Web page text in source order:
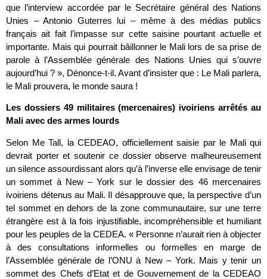
que l’interview accordée par le Secrétaire général des Nations
Unies – Antonio Guterres lui – même à des médias publics
français ait fait l’impasse sur cette saisine pourtant actuelle et
importante. Mais qui pourrait bâillonner le Mali lors de sa prise de
parole à l’Assemblée générale des Nations Unies qui s’ouvre
aujourd’hui ? », Dénonce-t-il. Avant d’insister que : Le Mali parlera,
le Mali prouvera, le monde saura !
Les dossiers 49 militaires (mercenaires) ivoiriens arrêtés au
Mali avec des armes lourds
Selon Me Tall, la CEDEAO, officiellement saisie par le Mali qui
devrait porter et soutenir ce dossier observe malheureusement
un silence assourdissant alors qu’à l’inverse elle envisage de tenir
un sommet à New – York sur le dossier des 46 mercenaires
ivoiriens détenus au Mali. Il désapprouve que, la perspective d’un
tel sommet en dehors de la zone communautaire, sur une terre
étrangère est à la fois injustifiable, incompréhensible et humiliant
pour les peuples de la CEDEA. « Personne n’aurait rien à objecter
à des consultations informelles ou formelles en marge de
l’Assemblée générale de l’ONU à New – York. Mais y tenir un
sommet des Chefs d’Etat et de Gouvernement de la CEDEAO